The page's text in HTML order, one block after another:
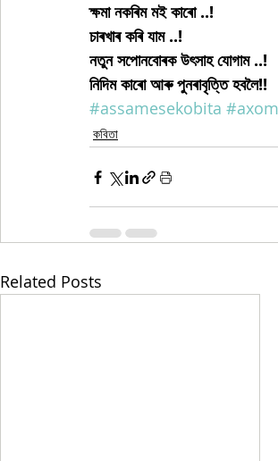
ক্ষমা নকৰিম মই কাৰো ..!
চাৰখাৰ কৰি যাম ..!
নতুন সপোনবোৰক উৎসাহ যোগাম ..!
নিদিম কাৰো আৰু পুনৰাবৃত্তি হবলৈ!!
#assamesekobita
কবিতা
Related Posts